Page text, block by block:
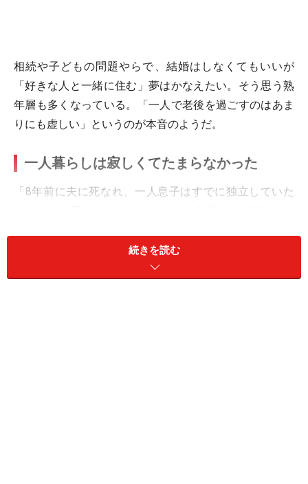
相続や子どもの問題やらで、結婚はしなくてもいいが
「好きな人と一緒に住む」夢はかなえたい。そう思う熟
年層も多くなっている。「一人で老後を過ごすのはあま
りにも虚しい」というのが本音のようだ。
一人暮らしは寂しくてたまらなかった
「8年前に夫に死なれ、一人息子はすでに独立していた
サトコさん（68歳）はそう言ってうつむいた。だが近所
の人に誘われて地域の社会活動やサークルに参加するう
続きを読む